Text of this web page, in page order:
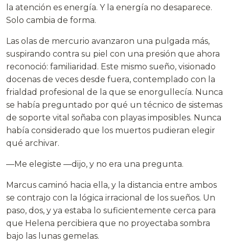
la atención es energía. Y la energía no desaparece.
Solo cambia de forma.
Las olas de mercurio avanzaron una pulgada más,
suspirando contra su piel con una presión que ahora
reconoció: familiaridad. Este mismo sueño, visionado
docenas de veces desde fuera, contemplado con la
frialdad profesional de la que se enorgullecía. Nunca
se había preguntado por qué un técnico de sistemas
de soporte vital soñaba con playas imposibles. Nunca
había considerado que los muertos pudieran elegir
qué archivar.
—Me elegiste —dijo, y no era una pregunta.
Marcus caminó hacia ella, y la distancia entre ambos
se contrajo con la lógica irracional de los sueños. Un
paso, dos, y ya estaba lo suficientemente cerca para
que Helena percibiera que no proyectaba sombra
bajo las lunas gemelas.